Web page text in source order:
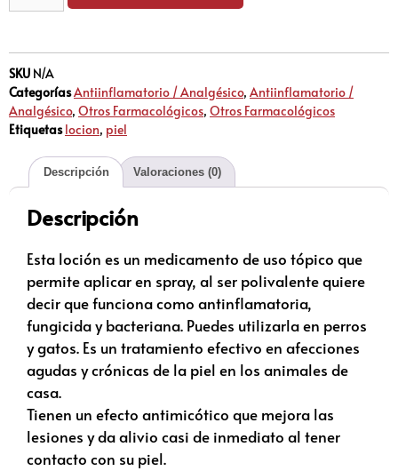
SKU N/A
CategoríasAntiinflamatorio / Analgésico, Antiinflamatorio /
Analgésico, Otros Farmacológicos, Otros Farmacológicos
Etiquetas locion, piel
Descripción Valoraciones (0)
Descripción
Esta loción es un medicamento de uso tópico que
permite aplicar en spray, al ser polivalente quiere
decir que funciona como antinflamatoria,
fungicida y bacteriana. Puedes utilizarla en perros
y gatos. Es un tratamiento efectivo en afecciones
agudas y crónicas de la piel en los animales de
casa.
Tienen un efecto antimicótico que mejora las
lesiones y da alivio casi de inmediato al tener
contacto con su piel.